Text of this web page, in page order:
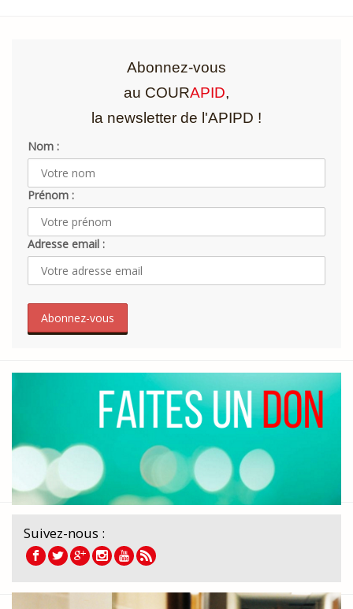
Abonnez-vous
au COURAPID,
la newsletter de l'APIPD !
Nom :
Prénom :
Adresse email :
Suivez-nous :